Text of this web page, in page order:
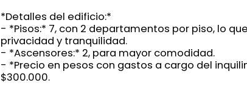
*Detalles del edificio:*
- *Pisos:* 7, con 2 departamentos por piso, lo
privacidad y tranquilidad.
- *Ascensores:* 2, para mayor comodidad.
- *Precio en pesos con gastos a cargo del
$300.000.